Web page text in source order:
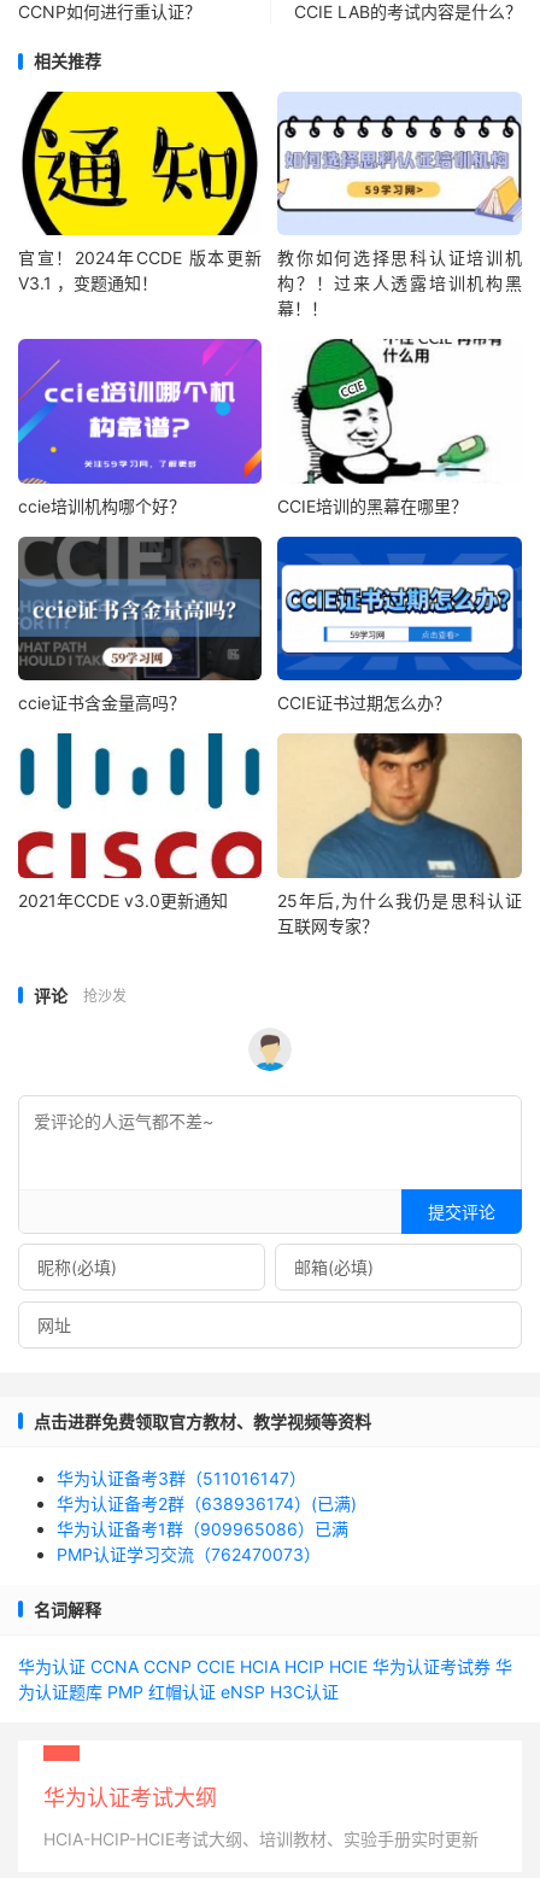
CCNP如何进行重认证？ CCIE LAB的考试内容是什么？
相关推荐
官宣！2024年CCDE 版本更新
V3.1 ，变题通知！
教你如何选择思科认证培训机
构？！过来人透露培训机构黑
幕！！
ccie培训机构哪个好？ CCIE培训的黑幕在哪里？
ccie证书含金量高吗？ CCIE证书过期怎么办？
2021年CCDE v3.0更新通知
25年后,为什么我仍是思科认证
互联网专家？
评论 抢沙发
提交评论
点击进群免费领取官方教材、教学视频等资料
华为认证备考3群（511016147）
华为认证备考2群（638936174）(已满)
华为认证备考1群（909965086）已满
PMP认证学习交流（762470073）
名词解释
华为认证 CCNA CCNP CCIE HCIA HCIP HCIE 华为认证考试券 华
为认证题库 PMP 红帽认证 eNSP H3C认证
华为认证考试大纲
HCIA-HCIP-HCIE考试大纲、培训教材、实验手册实时更新